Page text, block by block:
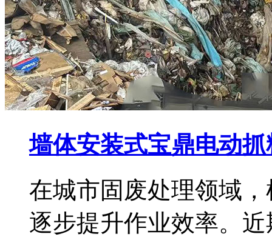
墙体安装式宝鼎电动
在城市固废处理领域
逐步提升作业效率。